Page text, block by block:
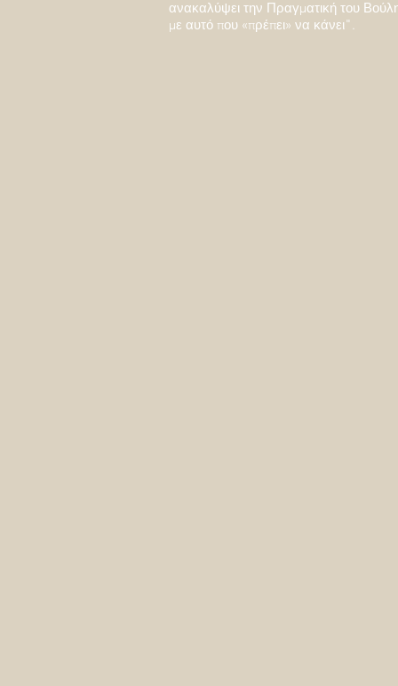
ανακαλύψει την Πραγματική του
με αυτό που «πρέπει» να κάνει".